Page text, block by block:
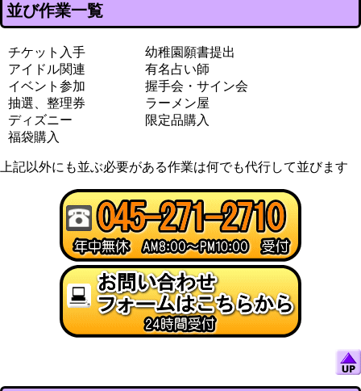
並び作業一覧
チケット入手
幼稚園願書提出
アイドル関連
有名占い師
イベント参加
握手会・サイン会
抽選、整理券
ラーメン屋
ディズニー
限定品購入
福袋購入
上記以外にも並ぶ必要がある作業は何でも代行して並びます